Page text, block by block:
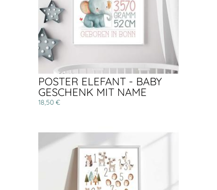
POSTER ELEFANT - BABY
GESCHENK MIT NAME
18,50 €